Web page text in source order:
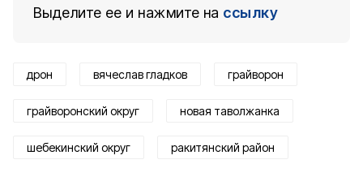
Выделите ее и нажмите на ссылку
дрон вячеслав гладков грайворон
грайворонский округ новая таволжанка
шебекинский округ ракитянский район